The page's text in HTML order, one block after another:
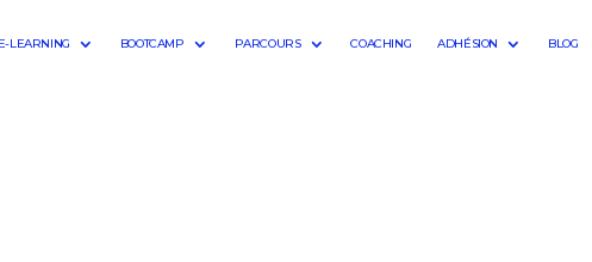
E-LEARNING BOOTCAMP PARCOURS COACHING ADHÉSION BLOG